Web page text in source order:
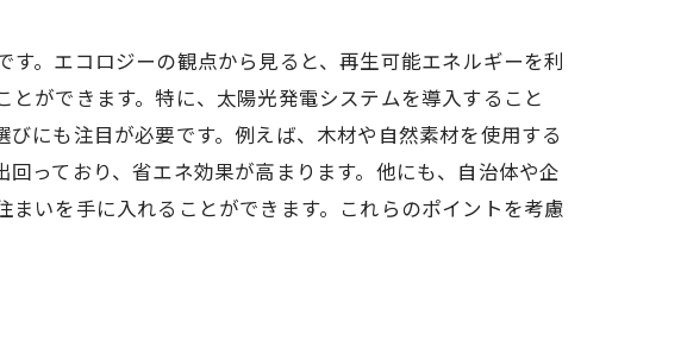
。エコロジーの観点から見ると、再生可能エネルギーを利
ができます。特に、太陽光発電システムを導入すること
にも注目が必要です。例えば、木材や自然素材を使用する
っており、省エネ効果が高まります。他にも、自治体や企
いを手に入れることができます。これらのポイントを考慮